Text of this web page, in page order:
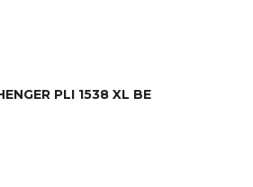
PLI 1538 XL BE